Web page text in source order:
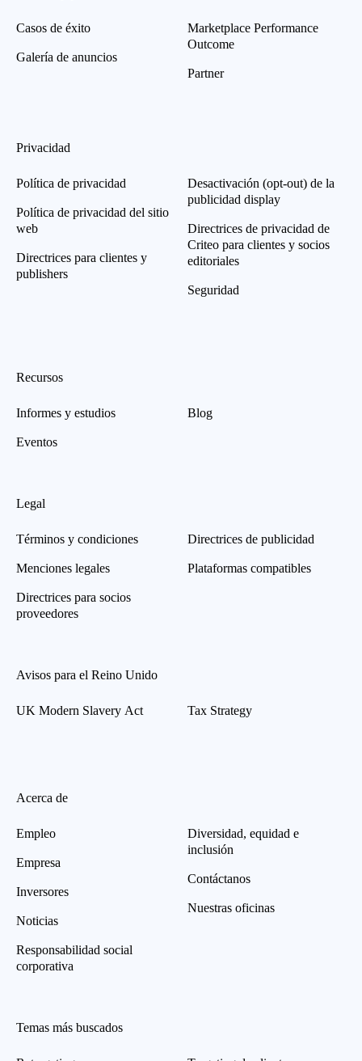
Casos de éxito
Galería de anuncios
Marketplace Performance
Outcome
Partner
Privacidad
Política de privacidad
Política de privacidad del sitio
web
Directrices para clientes y
publishers
Desactivación (opt-out) de la
publicidad display
Directrices de privacidad de
Criteo para clientes y socios
editoriales
Seguridad
Recursos
Informes y estudios
Eventos
Blog
Legal
Términos y condiciones
Menciones legales
Directrices para socios
proveedores
Directrices de publicidad
Plataformas compatibles
Avisos para el Reino Unido
UK Modern Slavery Act Tax Strategy
Acerca de
Empleo
Empresa
Inversores
Noticias
Responsabilidad social
corporativa
Diversidad, equidad e
inclusión
Contáctanos
Nuestras oficinas
Temas más buscados